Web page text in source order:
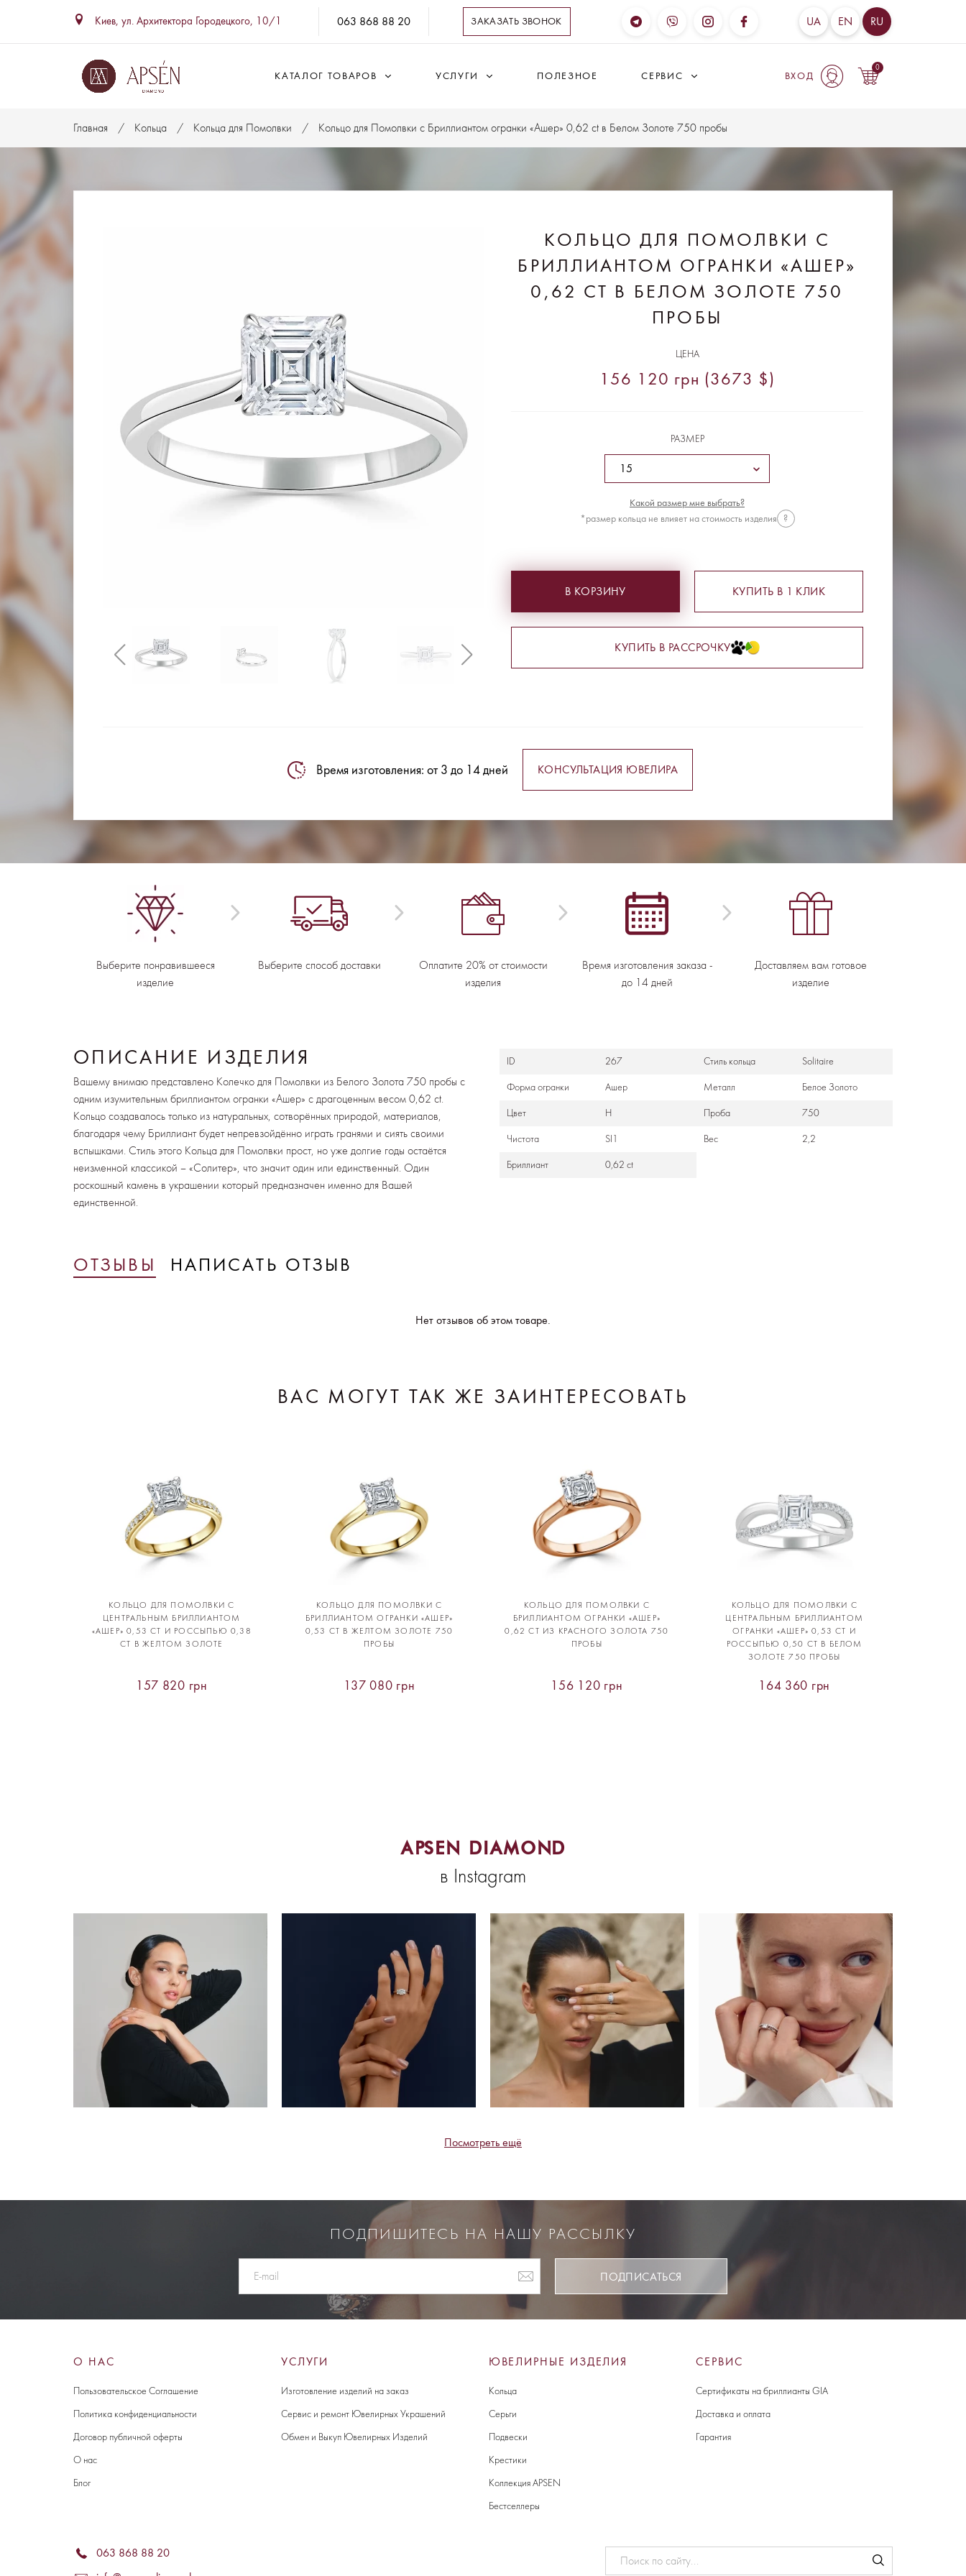
Киев, ул. Архитектора Городецкого, 10/1 063 868 88 20 ЗАКАЗАТЬ ЗВОНОК UA EN RU
КАТАЛОГ ТОВАРОВ УСЛУГИ ПОЛЕЗНОЕ СЕРВИС ВХОД
0
Главная Кольца Кольца для Помолвки Кольцо для Помолвки с Бриллиантом огранки «Ашер» 0,62 ct в Белом Золоте 750 пробы
КОЛЬЦО ДЛЯ ПОМОЛВКИ С
БРИЛЛИАНТОМ ОГРАНКИ «АШЕР»
0,62 CT В БЕЛОМ ЗОЛОТЕ 750
ПРОБЫ
ЦЕНА
156 120 грн (3673 $)
РАЗМЕР
Какой размер мне выбрать?
*размер кольца не влияет на стоимость изделия
?
В КОРЗИНУ
КУПИТЬ В РАССРОЧКУ
КУПИТЬ В 1 КЛИК
Время изготовления: от 3 до 14 дней КОНСУЛЬТАЦИЯ ЮВЕЛИРА
Выберите понравившееся
изделие
Выберите способ доставки
Оплатите 20% от стоимости
изделия
Время изготовления заказа -
до 14 дней
Доставляем вам готовое
изделие
ОПИСАНИЕ ИЗДЕЛИЯ
Вашему внимаю представлено Колечко для Помолвки из Белого Золота 750 пробы с
одним изумительным бриллиантом огранки «Ашер» с драгоценным весом 0,62 ct.
Кольцо создавалось только из натуральных, сотворённых природой, материалов,
благодаря чему Бриллиант будет непревзойдённо играть гранями и сиять своими
вспышками. Стиль этого Кольца для Помолвки прост, но уже долгие годы остаётся
неизменной классикой – «Солитер», что значит один или единственный. Один
роскошный камень в украшении который предназначен именно для Вашей
единственной.
ID 267 Стиль кольца Solitaire
Формa огранки Ашер Металл Белое Золото
Цвет H Проба 750
Чистота SI1 Вес 2,2
Бриллиант 0,62 ct
ОТЗЫВЫ НАПИСАТЬ ОТЗЫВ
Нет отзывов об этом товаре.
ВАС МОГУТ ТАК ЖЕ ЗАИНТЕРЕСОВАТЬ
КОЛЬЦО ДЛЯ ПОМОЛВКИ С
ЦЕНТРАЛЬНЫМ БРИЛЛИАНТОМ
«АШЕР» 0,53 CT И РОССЫПЬЮ 0,38
CT В ЖЕЛТОМ ЗОЛОТЕ
157 820 грн
КОЛЬЦО ДЛЯ ПОМОЛВКИ С
БРИЛЛИАНТОМ ОГРАНКИ «АШЕР»
0,53 CT В ЖЕЛТОМ ЗОЛОТЕ 750
ПРОБЫ
137 080 грн
КОЛЬЦО ДЛЯ ПОМОЛВКИ С
БРИЛЛИАНТОМ ОГРАНКИ «АШЕР»
0,62 CT ИЗ КРАСНОГО ЗОЛОТА 750
ПРОБЫ
156 120 грн
КОЛЬЦО ДЛЯ ПОМОЛВКИ С
ЦЕНТРАЛЬНЫМ БРИЛЛИАНТОМ
ОГРАНКИ «АШЕР» 0,53 CT И
РОССЫПЬЮ 0,50 CT В БЕЛОМ
ЗОЛОТЕ 750 ПРОБЫ
164 360 грн
APSEN DIAMOND
в Instagram
Посмотреть ещё
ПОДПИШИТЕСЬ НА НАШУ РАССЫЛКУ
ПОДПИСАТЬСЯ
О НАС
Пользовательское Соглашение
Политика конфиденциальности
Договор публичной оферты
О нас
Блог
УСЛУГИ
Изготовление изделий на заказ
Сервис и ремонт Ювелирных Украшений
Обмен и Выкуп Ювелирных Изделий
ЮВЕЛИРНЫЕ ИЗДЕЛИЯ
Кольца
Серьги
Подвески
Крестики
Коллекция APSEN
Бестселлеры
СЕРВИС
Сертификаты на бриллианты GIA
Доставка и оплата
Гарантия
063 868 88 20